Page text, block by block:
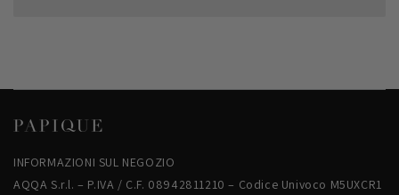
INFORMAZIONI SUL NEGOZIO
AQQA S.r.l. – P.IVA / C.F. 08942811210 – Codice Univoco M5UXCR1